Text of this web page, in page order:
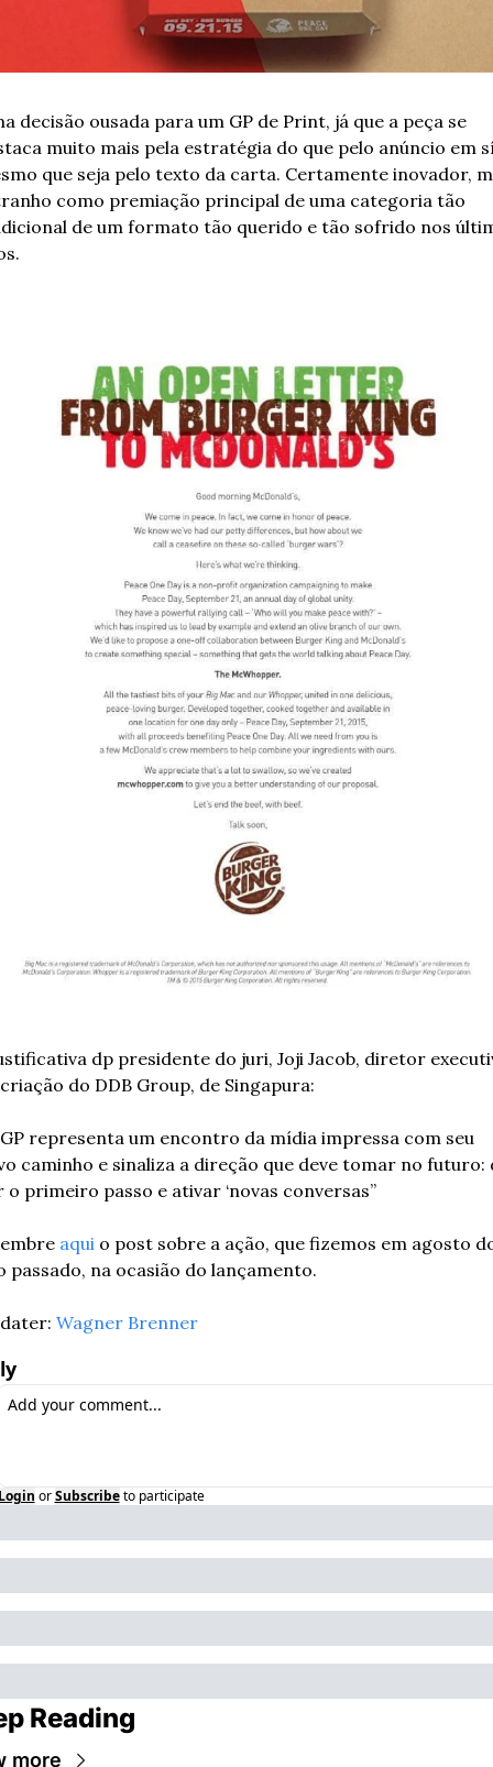
decisão ousada para um GP de Print, já que a peça se
muito mais pela estratégia do que pelo anúncio em
que seja pelo texto da carta. Certamente inovador,
como premiação principal de uma categoria tão
de um formato tão querido e tão sofrido nos
dp presidente do juri, Joji Jacob, diretor
do DDB Group, de Singapura:
GP representa um encontro da mídia impressa com seu
caminho e sinaliza a direção que deve tomar no futuro:
o primeiro passo e ativar ‘novas conversas”
aqui o post sobre a ação, que fizemos em agosto
passado, na ocasião do lançamento.
Wagner Brenner
or Subscribe to participate
Reading
more